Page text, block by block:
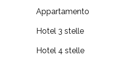
Appartamento
Hotel 3 stelle
Hotel 4 stelle